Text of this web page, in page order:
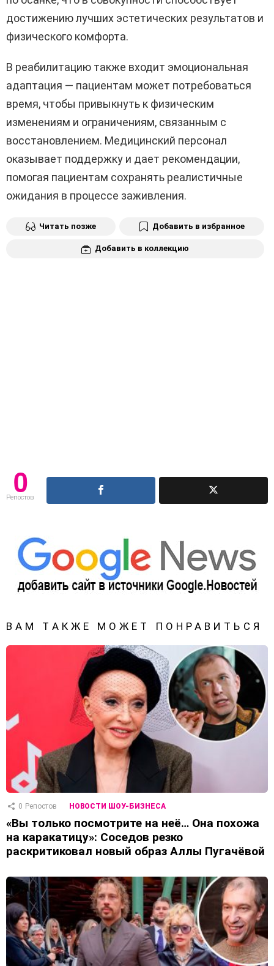
достижению лучших эстетических результатов и
физического комфорта.
В реабилитацию также входит эмоциональная
адаптация — пациентам может потребоваться
время, чтобы привыкнуть к физическим
изменениям и ограничениям, связанным с
восстановлением. Медицинский персонал
оказывает поддержку и дает рекомендации,
помогая пациентам сохранять реалистичные
ожидания в процессе заживления.
Читать позже Добавить в избранное
Добавить в коллекцию
0
Репостов
ВАМ ТАКЖЕ МОЖЕТ ПОНРАВИТЬСЯ
0 Репостов НОВОСТИ ШОУ-БИЗНЕСА
«Вы только посмотрите на неё… Она похожа
на каракатицу»: Соседов резко
раскритиковал новый образ Аллы Пугачёвой